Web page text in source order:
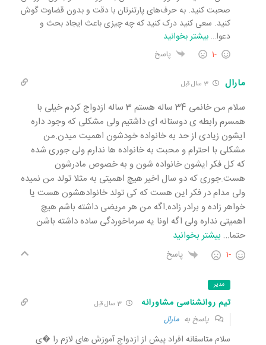
صحبت کنید. به حرف‌های پارتنرتان با دقت و بدون قضاوت گوش
کنید. سعی کنید درک کنید که چه چیزی باعث ایجاد بحث و
دعوا… بیشتر بخوانید
-1 پاسخ
مارال 3 سال قبل
سلام من خانمی 34 ساله هستم 3 ساله ازدواج کردم خیلی با
همسرم رابطه ی دوستانه ای داشتیم ولی مشکلی که وجود داره
ایشون زیادی از حد به خانواده خودشون اهمیت میدن.من
مشکلی با احترام و محبت به خانواده ها ندارم ولی جوری شده
که کل فکر ایشون خانواده شون و به خصوص مادرشون
هست.جوری که دو سال اخیر هیچ اهمیتی به مثلا تولد من نمیده
ولی مدام در فکر این هست که کی تولد خانوادهشون هست یا
خواهر زاده و برادر زاده.اگه من هر مریضی داشته باشم هیچ
اهمیتی نداره ولی اگه اونا یه سرماخوردگی ساده داشته باشن
حتما… بیشتر بخوانید
-1 پاسخ
مدیر
تیم روانشناسی مشاورانه
پاسخ به مارال
سلام متاسفانه افراد پیش از ازدواج آموزش های لازم را �ی